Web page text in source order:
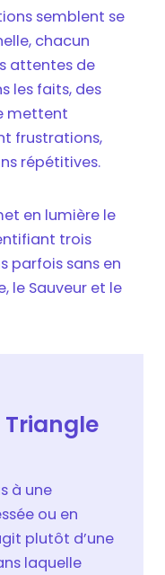
semblent se
chacun
attentes de
les faits, des
mettent
frustrations,
répétitives.
en lumière le
trois
parfois sans en
le Sauveur et le
Triangle
à une
ou en
plutôt d’une
laquelle